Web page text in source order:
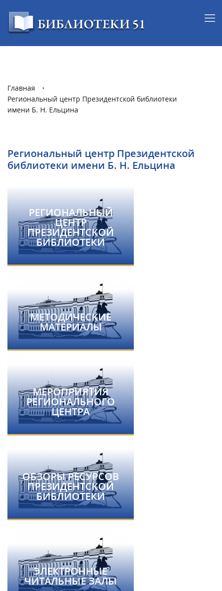
Главная
Региональный центр Президентской библиотеки
имени Б. Н. Ельцина
Региональный центр Президентской
библиотеки имени Б. Н. Ельцина
РЕГИОНАЛЬНЫЙ
ЦЕНТР
ПРЕЗИДЕНТСКОЙ
БИБЛИОТЕКИ
МЕТОДИЧЕСКИЕ
МАТЕРИАЛЫ
МЕРОПРИЯТИЯ
РЕГИОНАЛЬНОГО
ЦЕНТРА
ОБЗОРЫ РЕСУРСОВ
ПРЕЗИДЕНТСКОЙ
БИБЛИОТЕКИ
ЭЛЕКТРОННЫЕ
ЧИТАЛЬНЫЕ ЗАЛЫ